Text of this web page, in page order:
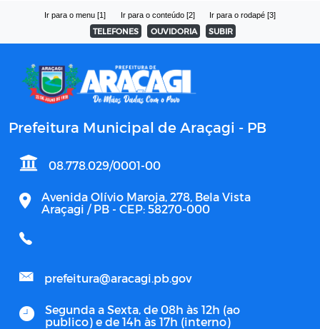
Ir para o menu [1] Ir para o conteúdo [2] Ir para o rodapé [3]
TELEFONES OUVIDORIA SUBIR
Prefeitura Municipal de Araçagi - PB
08.778.029/0001-00
Avenida Olívio Maroja, 278, Bela Vista
Araçagi / PB - CEP: 58270-000
prefeitura@aracagi.pb.gov
Segunda a Sexta, de 08h às 12h (ao
publico) e de 14h às 17h (interno)